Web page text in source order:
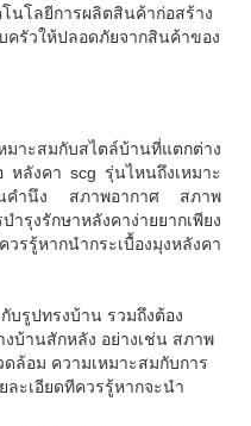
นโลยีการผลิตสินค้าก่อสร้าง
รัวให้ปลอดภัยจากสินค้าของ
มาะสมกับสไตล์บ้านที่แตกต่าง
ลังคา scg รุ่นไหนถึงเหมาะ
นคำนึง สภาพอากาศ สภาพ
รุงรักษาหลังคาง่ายยากเพียง
รรู้หากนำกระเบื้องมุงหลังคา
บรูปทรงบ้าน รวมถึงต้อง
บ้านสักหลัง อย่างเช่น สภาพ
ล้อม ความเหมาะสมกับการ
ละเอียดทีควรรู้หากจะนำ